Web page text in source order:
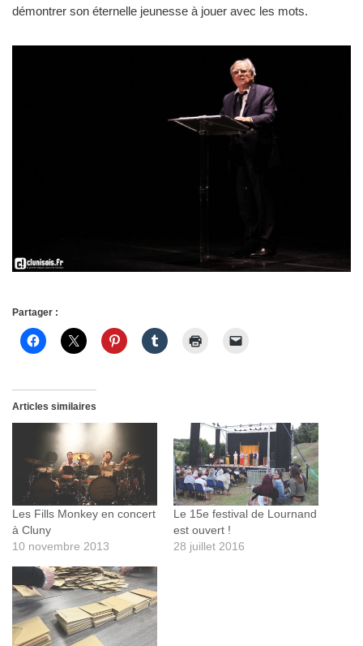
démontrer son éternelle jeunesse à jouer avec les mots.
Partager :
Articles similaires
Les Fills Monkey en concert
à Cluny
10 novembre 2013
Le 15e festival de Lournand
est ouvert !
28 juillet 2016